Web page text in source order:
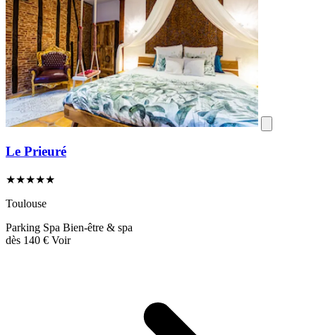
Le Prieuré
★★★★★
Toulouse
Parking Spa Bien-être & spa
dès 140 € Voir